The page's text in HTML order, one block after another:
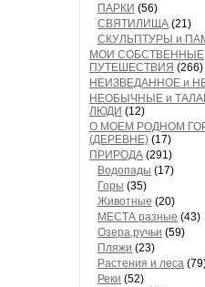
ПАРКИ (56)
СВЯТИЛИЩА (21)
СКУЛЬПТУРЫ и
МОИ СОБСТВЕННЫЕ
ПУТЕШЕСТВИЯ (266)
НЕИЗВЕДАННОЕ и
НЕОБЫЧНЫЕ и
ЛЮДИ (12)
О МОЕМ РОДНОМ
(ДЕРЕВНЕ) (17)
ПРИРОДА (291)
Водопады (17)
Горы (35)
Животные (20)
МЕСТА разные (43)
Озера,ручьи (59)
Пляжи (23)
Растения и леса
Реки (52)